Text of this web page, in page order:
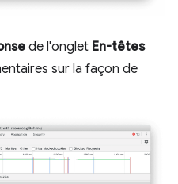
de l'onglet En-têtes
sur la façon de